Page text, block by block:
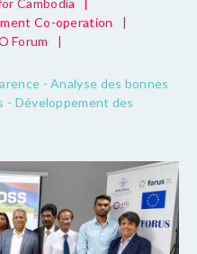
Co-operation
|
Forum
|
- Analyse des bonnes
- Développement des